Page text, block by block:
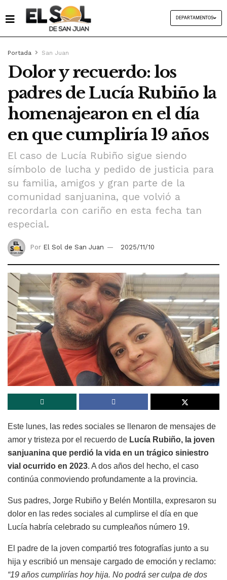
DEPARTAMENTOS
Portada San Juan
Dolor y recuerdo: los
padres de Lucía Rubiño la
homenajearon en el día
en que cumpliría 19 años
El caso de Lucía Rubiño sigue siendo
símbolo de lucha y pedido de justicia para
su familia, amigos y gran parte de la
comunidad sanjuanina, que volvió a
recordarla con cariño en esta fecha tan
especial.
Por El Sol de San Juan 2025/11/10
Este lunes, las redes sociales se llenaron de mensajes de
amor y tristeza por el recuerdo de Lucía Rubiño, la joven
sanjuanina que perdió la vida en un trágico siniestro
vial ocurrido en 2023. A dos años del hecho, el caso
continúa conmoviendo profundamente a la provincia.
Sus padres, Jorge Rubiño y Belén Montilla, expresaron su
dolor en las redes sociales al cumplirse el día en que
Lucía habría celebrado su cumpleaños número 19.
El padre de la joven compartió tres fotografías junto a su
hija y escribió un mensaje cargado de emoción y reclamo:
“19 años cumplirías hoy hija. No podrá ser culpa de dos